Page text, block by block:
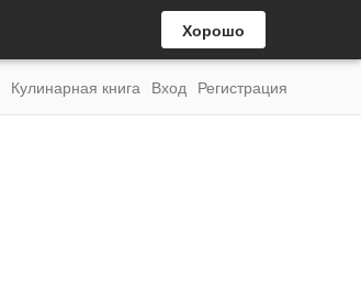
Хорошо
Кулинарная книга Вход Регистрация